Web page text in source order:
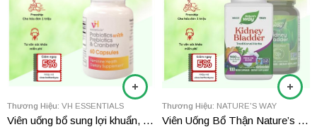
Thương Hiệu: VH ESSENTIALS
Viên uống bổ sung lợi khuẩn, Hỗ trợ tiết niệu – phụ khoa VH Essentials Probiotic Cranberry 60 viên
Thương Hiệu: NATURE'S WAY
Viên Uống Bổ Thận Nature’s Way Kidney Bladder 100 viên